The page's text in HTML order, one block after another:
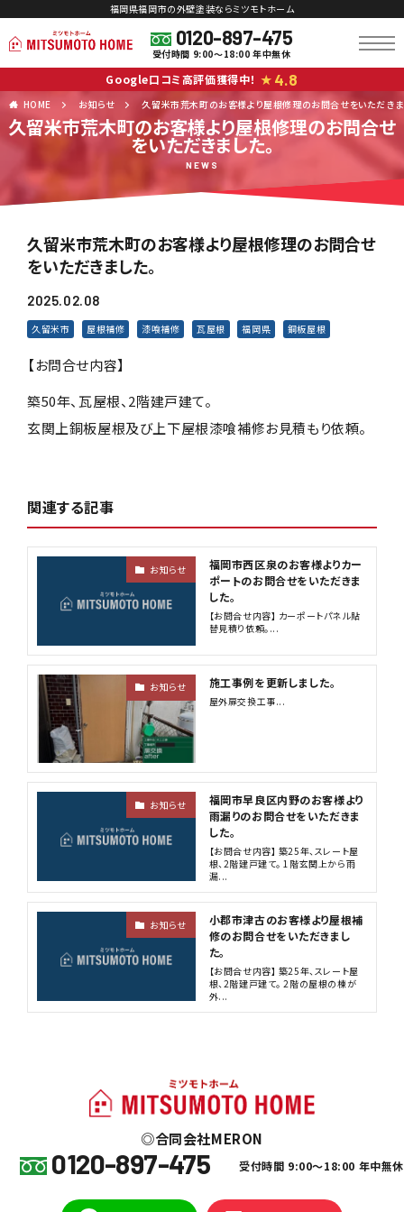
福岡県福岡市の外壁塗装ならミツモトホーム
0120-897-475
受付時間 9:00～18:00 年中無休
Google口コミ高評価獲得中！ ★ 4.8
HOME お知らせ 久留米市荒木町のお客様より屋根修理のお問合せをいただきま
久留米市荒木町のお客様より屋根修理のお問合せ
をいただきました。
NEWS
久留米市荒木町のお客様より屋根修理のお問合せ
をいただきました。
2025.02.08
久留米市 屋根補修 漆喰補修 瓦屋根 福岡県 銅板屋根
【お問合せ内容】
築50年、瓦屋根、2階建戸建て。
玄関上銅板屋根及び上下屋根漆喰補修お見積もり依頼。
関連する記事
お知らせ
福岡市西区泉のお客様よりカー
ポートのお問合せをいただきま
した。
【お問合せ内容】 カーポートパネル貼
替見積り依頼。...
お知らせ 施工事例を更新しました。
屋外扉交換工事...
お知らせ
福岡市早良区内野のお客様より
雨漏りのお問合せをいただきま
した。
【お問合せ内容】 築25年、スレート屋
根、2階建戸建て。 1階玄関上から雨
漏...
お知らせ
小郡市津古のお客様より屋根補
修のお問合せをいただきまし
た。
【お問合せ内容】 築25年、スレート屋
根、2階建戸建て。 2階の屋根の棟が
外...
合同会社MERON
0120-897-475 受付時間 9:00～18:00 年中無休